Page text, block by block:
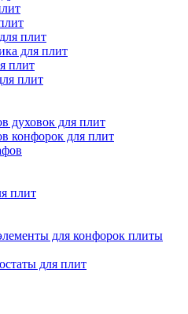
плит
для плит
плит
плит
духовок для плит
конфорок для плит
плит
для конфорок плиты
для плит